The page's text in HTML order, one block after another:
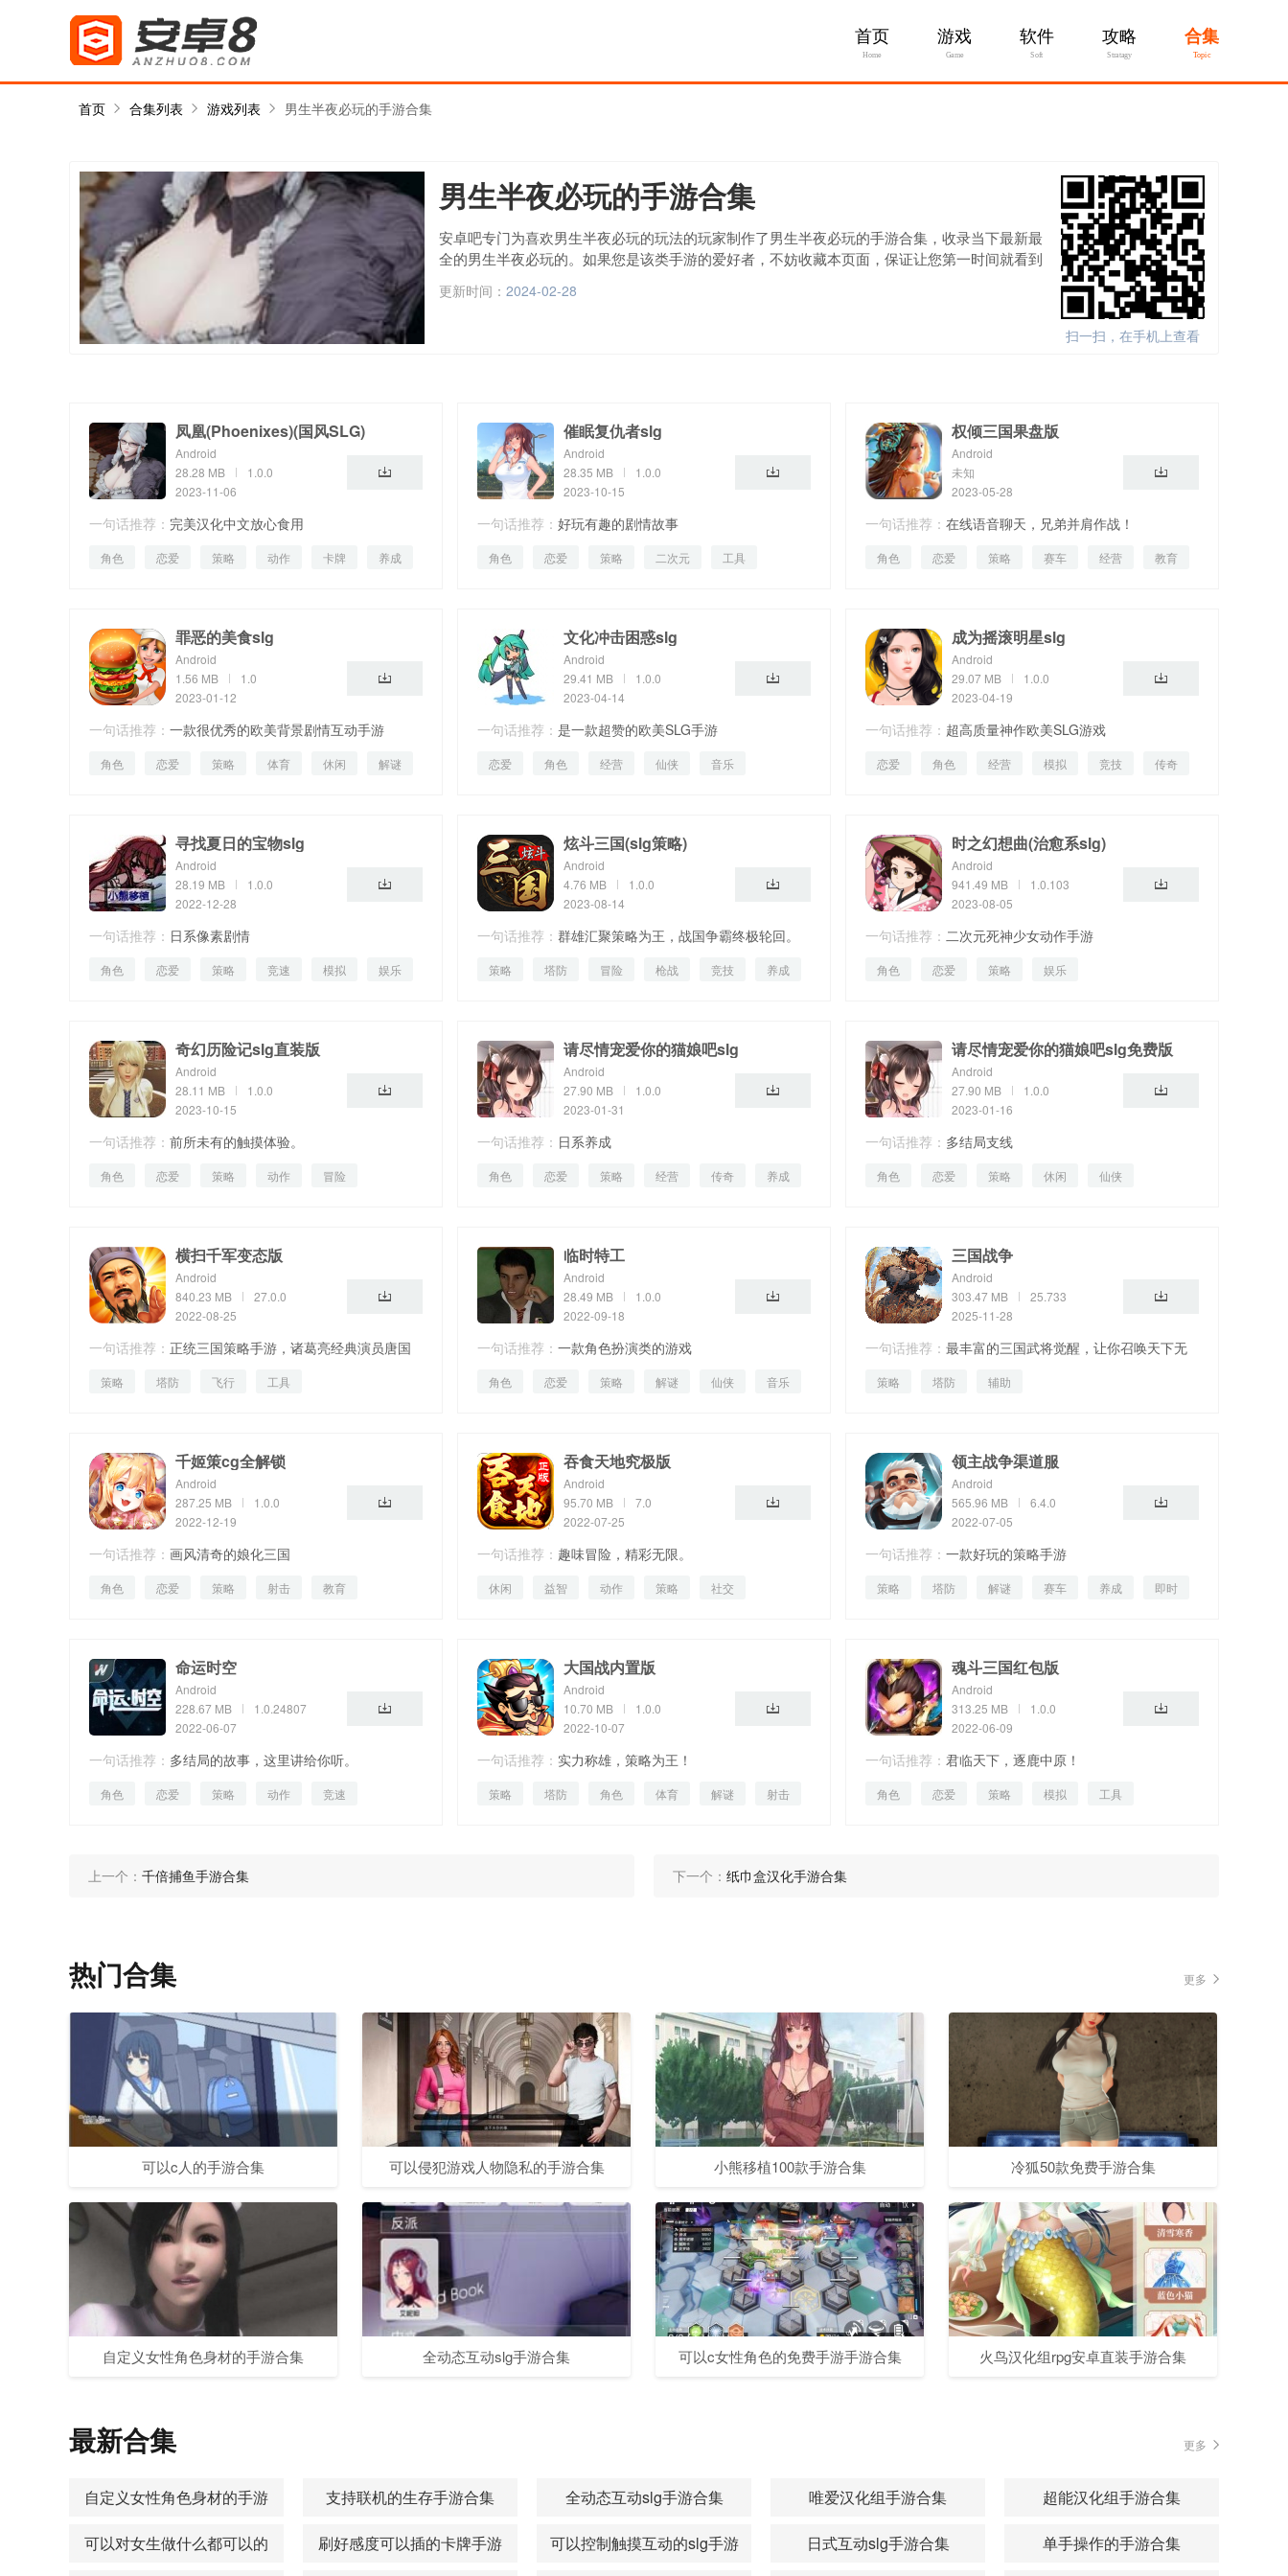
首页
Home
游戏
Game
软件
Soft
攻略
Stratagy
合集
Topic
首页 合集列表 游戏列表 男生半夜必玩的手游合集
男生半夜必玩的手游合集
安卓吧专门为喜欢男生半夜必玩的玩法的玩家制作了男生半夜必玩的手游合集，收录当下最新最
全的男生半夜必玩的。如果您是该类手游的爱好者，不妨收藏本页面，保证让您第一时间就看到
更新时间： 2024-02-28
扫一扫，在手机上查看
凤凰(Phoenixes)(国风SLG)
Android
28.28 MB
1.0.0
2023-11-06
一句话推荐： 完美汉化中文放心食用
角色 恋爱 策略 动作 卡牌 养成
催眠复仇者slg
Android
28.35 MB
1.0.0
2023-10-15
一句话推荐： 好玩有趣的剧情故事
角色 恋爱 策略 二次元
工具
权倾三国果盘版
Android
未知
2023-05-28
一句话推荐： 在线语音聊天，兄弟并肩作战！
角色 恋爱 策略 赛车 经营 教育
罪恶的美食slg
Android
1.56 MB
1.0
2023-01-12
一句话推荐： 一款很优秀的欧美背景剧情互动手游
角色 恋爱 策略 体育 休闲
解谜
文化冲击困惑slg
Android
29.41 MB
1.0.0
2023-04-14
一句话推荐： 是一款超赞的欧美SLG手游
恋爱 角色 经营 仙侠 音乐
成为摇滚明星slg
Android
29.07 MB
1.0.0
2023-04-19
一句话推荐： 超高质量神作欧美SLG游戏
恋爱 角色 经营 模拟 竞技 传奇
寻找夏日的宝物slg
Android
28.19 MB
1.0.0
2022-12-28
一句话推荐： 日系像素剧情
角色 恋爱 策略 竞速 模拟
娱乐
炫斗三国(slg策略)
Android
4.76 MB
1.0.0
2023-08-14
一句话推荐： 群雄汇聚策略为王，战国争霸终极轮回。
策略 塔防 冒险 枪战 竞技 养成
时之幻想曲(治愈系slg)
Android
941.49 MB
1.0.103
2023-08-05
一句话推荐： 二次元死神少女动作手游
角色 恋爱 策略 娱乐
奇幻历险记slg直装版
Android
28.11 MB
1.0.0
2023-10-15
一句话推荐： 前所未有的触摸体验。
角色 恋爱 策略 动作 冒险
请尽情宠爱你的猫娘吧slg
Android
27.90 MB
1.0.0
2023-01-31
一句话推荐： 日系养成
角色 恋爱 策略 经营 传奇 养成
请尽情宠爱你的猫娘吧slg免费版
Android
27.90 MB
1.0.0
2023-01-16
一句话推荐： 多结局支线
角色 恋爱 策略 休闲
仙侠
横扫千军变态版
Android
840.23 MB
27.0.0
2022-08-25
一句话推荐： 正统三国策略手游，诸葛亮经典演员唐国
强倾情代言！
策略 塔防 飞行 工具
临时特工
Android
28.49 MB
1.0.0
2022-09-18
一句话推荐： 一款角色扮演类的游戏
角色 恋爱 策略 解谜 仙侠
音乐
三国战争
Android
303.47 MB
25.733
2025-11-28
一句话推荐： 最丰富的三国武将觉醒，让你召唤天下无
双神将。
策略 塔防 辅助
千姬策cg全解锁
Android
287.25 MB
1.0.0
2022-12-19
一句话推荐： 画风清奇的娘化三国
角色 恋爱 策略 射击 教育
吞食天地究极版
Android
95.70 MB
7.0
2022-07-25
一句话推荐： 趣味冒险，精彩无限。
休闲 益智 动作 策略 社交
领主战争渠道服
Android
565.96 MB
6.4.0
2022-07-05
一句话推荐： 一款好玩的策略手游
策略 塔防 解谜 赛车 养成
即时
命运时空
Android
228.67 MB
1.0.24807
2022-06-07
一句话推荐： 多结局的故事，这里讲给你听。
角色 恋爱 策略 动作 竞速
大国战内置版
Android
10.70 MB
1.0.0
2022-10-07
一句话推荐： 实力称雄，策略为王！
策略 塔防 角色 体育 解谜
射击
魂斗三国红包版
Android
313.25 MB
1.0.0
2022-06-09
一句话推荐： 君临天下，逐鹿中原！
角色 恋爱 策略 模拟 工具
上一个： 千倍捕鱼手游合集 下一个： 纸巾盒汉化手游合集
热门合集 更多
可以c人的手游合集 可以侵犯游戏人物隐私的手游合集 小熊移植100款手游合集 冷狐50款免费手游合集
自定义女性角色身材的手游合集 全动态互动slg手游合集 可以c女性角色的免费手游手游合集 火鸟汉化组rpg安卓直装手游合集
最新合集 更多
自定义女性角色身材的手游
合集
支持联机的生存手游合集 全动态互动slg手游合集 唯爱汉化组手游合集 超能汉化组手游合集
可以对女生做什么都可以的
刷好感度可以插的卡牌手游
可以控制触摸互动的slg手游
日式互动slg手游合集 单手操作的手游合集